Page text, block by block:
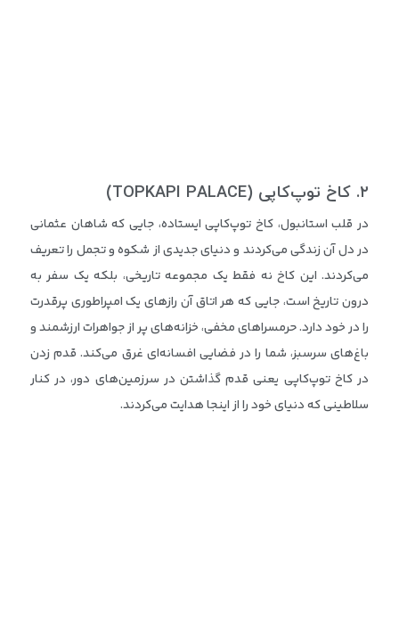
۲. کاخ توپ‌کاپی (TOPKAPI PALACE)
در قلب استانبول، کاخ توپ‌کاپی ایستاده، جایی که شاهان عثمانی
در دل آن زندگی می‌کردند و دنیای جدیدی از شکوه و تجمل را تعریف
می‌کردند. این کاخ نه فقط یک مجموعه تاریخی، بلکه یک سفر به
درون تاریخ است، جایی که هر اتاق آن رازهای یک امپراطوری پرقدرت
را در خود دارد. حرمسراهای مخفی، خزانه‌های پر از جواهرات ارزشمند و
باغ‌های سرسبز، شما را در فضایی افسانه‌ای غرق می‌کند. قدم زدن
در کاخ توپ‌کاپی یعنی قدم گذاشتن در سرزمین‌های دور، در کنار
سلاطینی که دنیای خود را از اینجا هدایت می‌کردند.